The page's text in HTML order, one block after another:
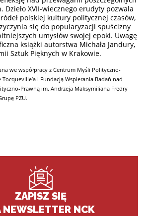
XVII-wiecznego erudyty pozwala
polskiej kultury politycznej czasów,
się do popularyzacji spuścizny
umysłów swojej epoki. Uwagę
książki autorstwa Michała Jandury,
Sztuk Pięknych w Krakowie.
we współpracy z Centrum Myśli Polityczno-
i Fundacją Wspierania Badań nad
Prawną im. Andrzeja Maksymiliana Fredry
PZU.
ZAPISZ SIĘ
NEWSLETTER NCK